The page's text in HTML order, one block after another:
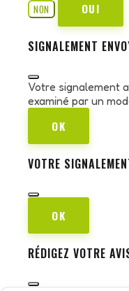
NON
OUI
SIGNALEMENT
Votre signalement
examiné par un
OK
VOTRE
OK
RÉDIGEZ VOTRE